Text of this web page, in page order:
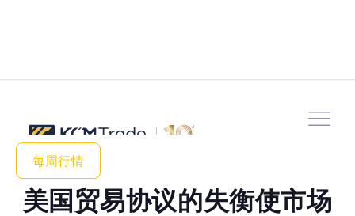
每周行情
美国贸易协议的失衡使市场